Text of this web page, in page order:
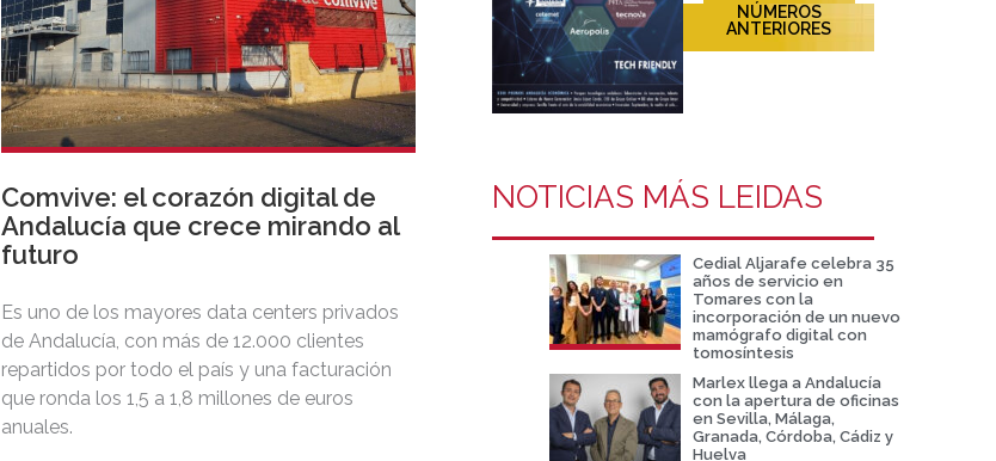
Comvive: el corazón digital de
Andalucía que crece mirando al
futuro
Es uno de los mayores data centers privados
de Andalucía, con más de 12.000 clientes
repartidos por todo el país y una facturación
que ronda los 1,5 a 1,8 millones de euros
anuales.
NÚMEROS
ANTERIORES
NOTICIAS MÁS LEIDAS
Cedial Aljarafe celebra 35
años de servicio en
Tomares con la
incorporación de un nuevo
mamógrafo digital con
tomosíntesis
Marlex llega a Andalucía
con la apertura de oficinas
en Sevilla, Málaga,
Granada, Córdoba, Cádiz y
Huelva